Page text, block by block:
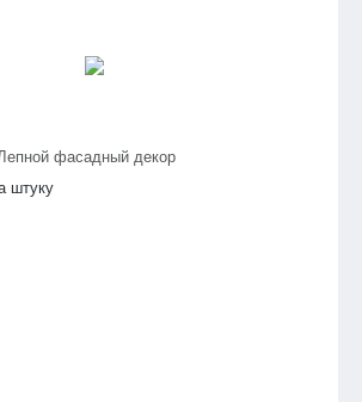
фасадный декор
штуку